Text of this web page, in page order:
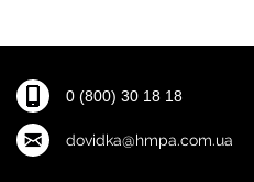
0 (800) 30 18 18
dovidka@hmpa.com.ua